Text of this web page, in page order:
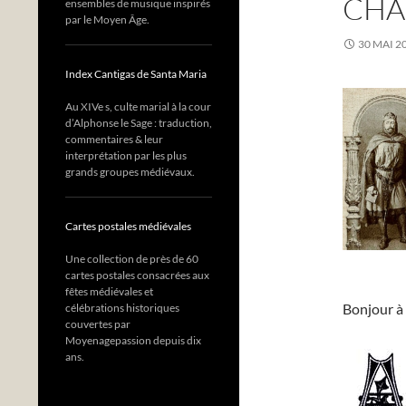
30 MAI
Bonjour
ensembles de musique inspirés
par le Moyen Âge.
Index Cantigas de Santa Maria
Au XIVe s, culte marial à la cour
d’Alphonse le Sage : traduction,
commentaires & leur
interprétation par les plus
grands groupes médiévaux.
Cartes postales médiévales
Une collection de près de 60
cartes postales consacrées aux
fêtes médiévales et
célébrations historiques
couvertes par
Moyenagepassion depuis dix
ans.